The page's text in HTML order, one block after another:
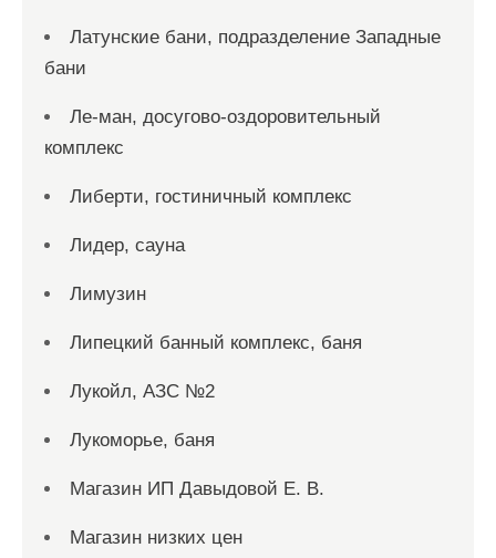
Латунские бани, подразделение Западные
бани
Ле-ман, досугово-оздоровительный
комплекс
Либерти, гостиничный комплекс
Лидер, сауна
Лимузин
Липецкий банный комплекс, баня
Лукойл, АЗС №2
Лукоморье, баня
Магазин ИП Давыдовой Е. В.
Магазин низких цен